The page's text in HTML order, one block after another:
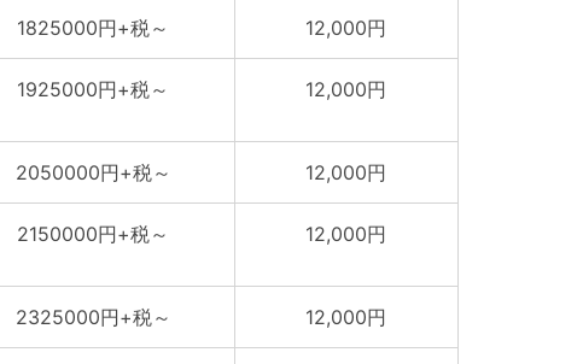
1825000円+税～ 12,000円
1925000円+税～ 12,000円
2050000円+税～ 12,000円
2150000円+税～ 12,000円
2325000円+税～ 12,000円